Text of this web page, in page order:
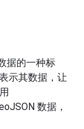
据的一种标
示其数据，让
数据，